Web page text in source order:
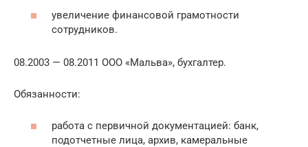
увеличение финансовой грамотности
сотрудников.
08.2003 — 08.2011 ООО «Мальва», бухгалтер.
Обязанности:
работа с первичной документацией: банк,
подотчетные лица, архив, камеральные